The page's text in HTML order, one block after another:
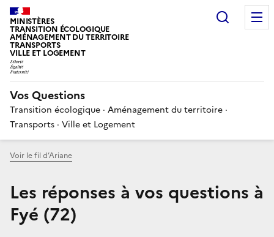
MINISTÈRES
TRANSITION ÉCOLOGIQUE
AMÉNAGEMENT DU TERRITOIRE
TRANSPORTS
VILLE ET LOGEMENT
Vos Questions
Transition écologique · Aménagement du territoire ·
Transports · Ville et Logement
Voir le fil d’Ariane
Les réponses à vos questions à
Fyé (72)